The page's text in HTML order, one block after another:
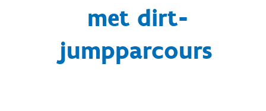
met dirt-
jumpparcours